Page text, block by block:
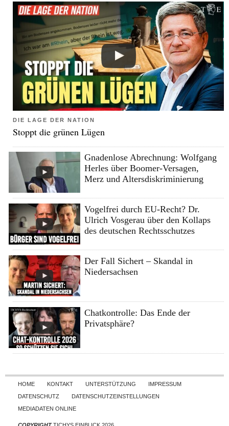
DIE LAGE DER NATION
Stoppt die grünen Lügen
Gnadenlose Abrechnung: Wolfgang
Herles über Boomer-Versagen,
Merz und Altersdiskriminierung
Vogelfrei durch EU-Recht? Dr.
Ulrich Vosgerau über den Kollaps
des deutschen Rechtsschutzes
Der Fall Sichert – Skandal in
Niedersachsen
Chatkontrolle: Das Ende der
Privatsphäre?
Skip to content
HOME KONTAKT UNTERSTÜTZUNG
IMPRESSUM
DATENSCHUTZ
DATENSCHUTZEINSTELLUNGEN
MEDIADATEN ONLINE